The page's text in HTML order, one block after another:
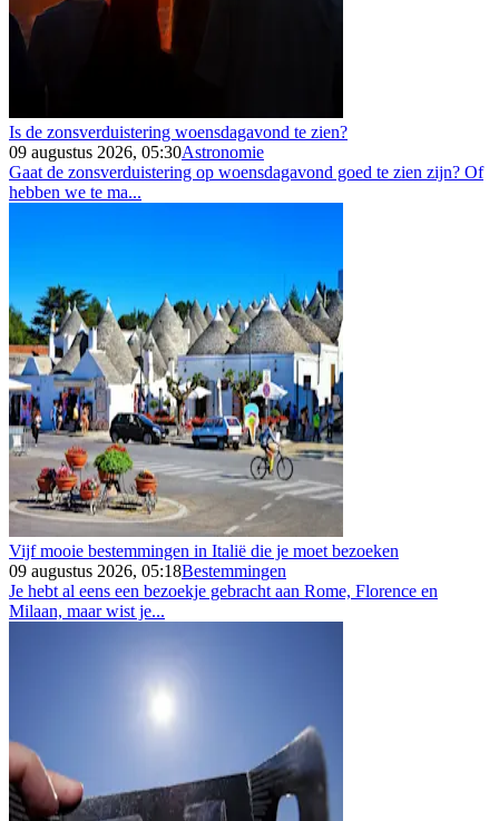
Is de zonsverduistering woensdagavond te zien?
09 augustus 2026, 05:30Astronomie
Gaat de zonsverduistering op woensdagavond goed te zien zijn? Of
hebben we te ma...
Vijf mooie bestemmingen in Italië die je moet bezoeken
09 augustus 2026, 05:18Bestemmingen
Je hebt al eens een bezoekje gebracht aan Rome, Florence en
Milaan, maar wist je...